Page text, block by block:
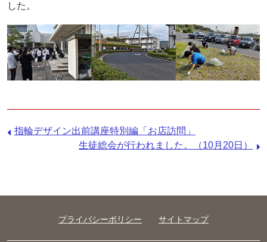
した。
前指輪デザイン出前講座特別編「お店訪問」
次
生徒総会が行われました。（10月20日）
プライバシーポリシー サイトマップ